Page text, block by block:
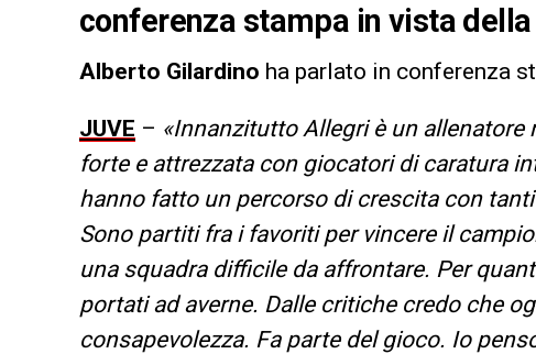
conferenza stampa in vista
Alberto Gilardino ha parlato in conferenza
JUVE – «Innanzitutto Allegri è un
forte e attrezzata con giocatori di caratura
hanno fatto un percorso di crescita con
Sono partiti fra i favoriti per vincere il
una squadra difficile da affrontare. Per
portati ad averne. Dalle critiche credo che
consapevolezza. Fa parte del gioco. Io